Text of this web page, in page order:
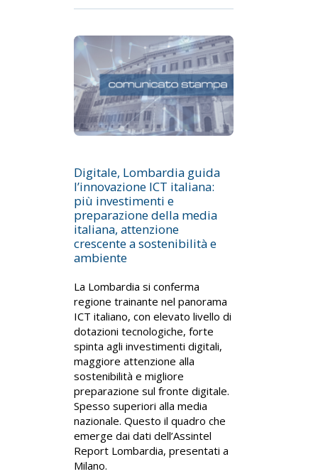
Digitale, Lombardia guida
l’innovazione ICT italiana:
più investimenti e
preparazione della media
italiana, attenzione
crescente a sostenibilità e
ambiente
La Lombardia si conferma
regione trainante nel panorama
ICT italiano, con elevato livello di
dotazioni tecnologiche, forte
spinta agli investimenti digitali,
maggiore attenzione alla
sostenibilità e migliore
preparazione sul fronte digitale.
Spesso superiori alla media
nazionale. Questo il quadro che
emerge dai dati dell’Assintel
Report Lombardia, presentati a
Milano.